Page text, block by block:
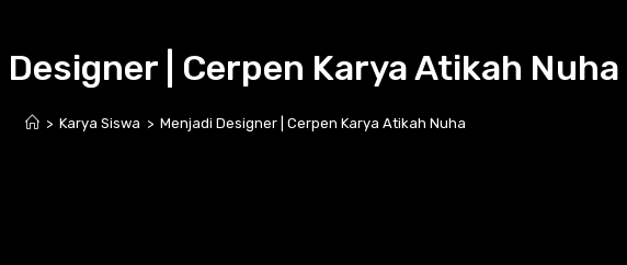
Designer | Cerpen Karya Atikah Nuha
> Karya Siswa > Menjadi Designer | Cerpen Karya Atikah Nuha